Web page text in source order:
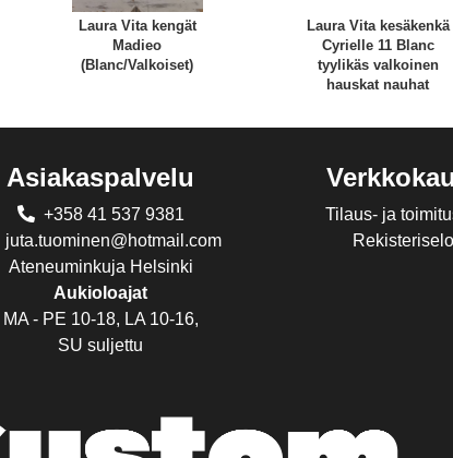
Laura Vita kengät
Madieo
(Blanc/Valkoiset)
Laura Vita kesäkenkä
Cyrielle 11 Blanc
tyylikäs valkoinen
hauskat nauhat
Asiakaspalvelu
+358 41 537 9381
juta.tuominen@hotmail.com
Ateneuminkuja Helsinki
Aukioloajat
MA - PE 10-18, LA 10-16,
SU suljettu
Tilaus- ja